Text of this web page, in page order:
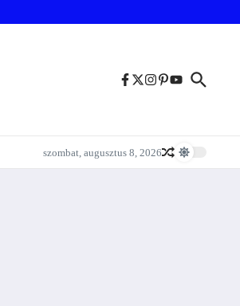
szombat, augusztus 8, 2026